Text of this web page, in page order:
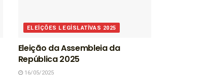
ELEIÇÕES LEGISLATIVAS 2025
Eleição da Assembleia da
República 2025
16/05/2025